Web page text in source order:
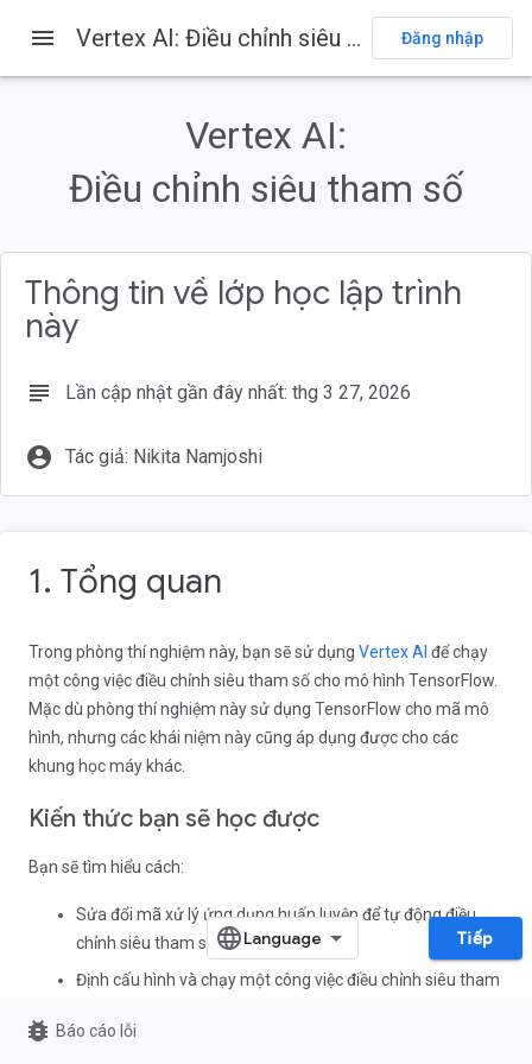
Kiến thức bạn sẽ học được
2. Giới thiệu về Vertex AI
3. Thiết lập môi trường
menu Vertex AI: Điều chỉnh siêu tham số Đăng nhập
Vertex AI:
Điều chỉnh siêu tham số
Thông tin về lớp học lập trình
này
subject Lần cập nhật gần đây nhất: thg 3 27, 2026
account_circle Tác giả: Nikita Namjoshi
1. Tổng quan
Trong phòng thí nghiệm này, bạn sẽ sử dụng Vertex AI để chạy
một công việc điều chỉnh siêu tham số cho mô hình TensorFlow.
Mặc dù phòng thí nghiệm này sử dụng TensorFlow cho mã mô
hình, nhưng các khái niệm này cũng áp dụng được cho các
khung học máy khác.
Kiến thức bạn sẽ học được
Bạn sẽ tìm hiểu cách:
Sửa đổi mã xử lý ứng dụng huấn luyện để tự động điều
chỉnh siêu tham số
Định cấu hình và chạy một công việc điều chỉnh siêu tham
Tiếp
bug_report Báo cáo lỗi